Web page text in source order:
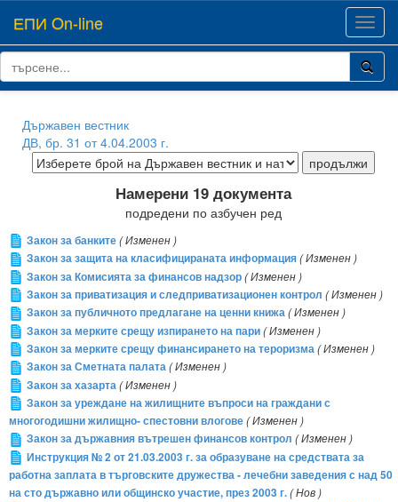
ЕПИ On-line
Държавен вестник
ДВ, бр. 31 от 4.04.2003 г.
Намерени 19 документа
подредени по азбучен ред
Закон за банките( Изменен )
Закон за защита на класифицираната информация( Изменен )
Закон за Комисията за финансов надзор( Изменен )
Закон за приватизация и следприватизационен контрол ( Изменен )
Закон за публичното предлагане на ценни книжа( Изменен )
Закон за мерките срещу изпирането на пари( Изменен )
Закон за мерките срещу финансирането на тероризма( Изменен )
Закон за Сметната палата( Изменен )
Закон за хазарта( Изменен )
Закон за уреждане на жилищните въпроси на граждани с
многогодишни жилищно- спестовни влогове( Изменен )
Закон за държавния вътрешен финансов контрол ( Изменен )
Инструкция № 2 от 21.03.2003 г. за образуване на средствата за
работна заплата в търговските дружества - лечебни заведения с над 50
на сто държавно или общинско участие, през 2003 г.( Нов )